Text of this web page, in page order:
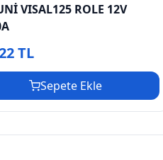
VISAL125 ROLE 12V
TL
Sepete Ekle